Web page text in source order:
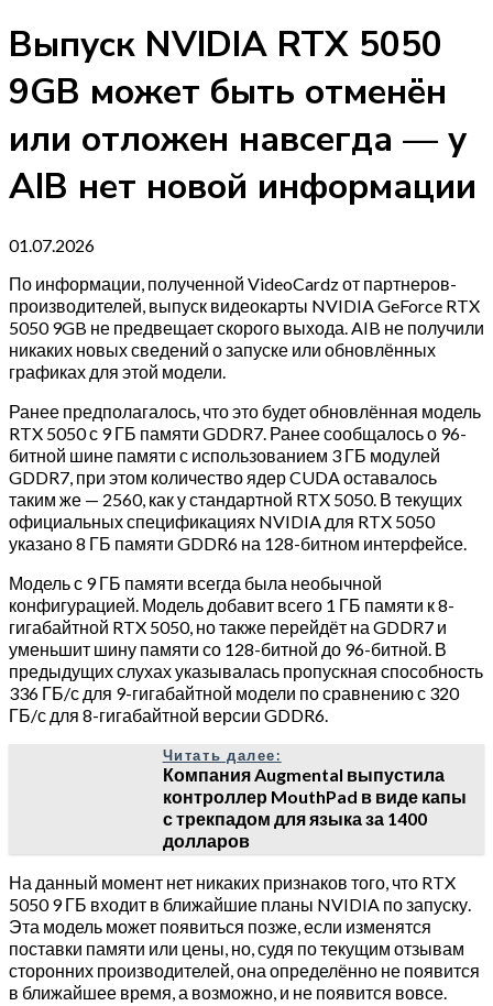
Выпуск NVIDIA RTX 5050
9GB может быть отменён
или отложен навсегда — у
AIB нет новой информации
01.07.2026
По информации, полученной VideoCardz от партнеров-
производителей, выпуск видеокарты NVIDIA GeForce RTX
5050 9GB не предвещает скорого выхода. AIB не получили
никаких новых сведений о запуске или обновлённых
графиках для этой модели.
Ранее предполагалось, что это будет обновлённая модель
RTX 5050 с 9 ГБ памяти GDDR7. Ранее сообщалось о 96-
битной шине памяти с использованием 3 ГБ модулей
GDDR7, при этом количество ядер CUDA оставалось
таким же — 2560, как у стандартной RTX 5050. В текущих
официальных спецификациях NVIDIA для RTX 5050
указано 8 ГБ памяти GDDR6 на 128-битном интерфейсе.
Модель с 9 ГБ памяти всегда была необычной
конфигурацией. Модель добавит всего 1 ГБ памяти к 8-
гигабайтной RTX 5050, но также перейдёт на GDDR7 и
уменьшит шину памяти со 128-битной до 96-битной. В
предыдущих слухах указывалась пропускная способность
336 ГБ/с для 9-гигабайтной модели по сравнению с 320
ГБ/с для 8-гигабайтной версии GDDR6.
Читать далее:
Компания Augmental выпустила
контроллер MouthPad в виде капы
с трекпадом для языка за 1400
долларов
На данный момент нет никаких признаков того, что RTX
5050 9 ГБ входит в ближайшие планы NVIDIA по запуску.
Эта модель может появиться позже, если изменятся
поставки памяти или цены, но, судя по текущим отзывам
сторонних производителей, она определённо не появится
в ближайшее время, а возможно, и не появится вовсе.